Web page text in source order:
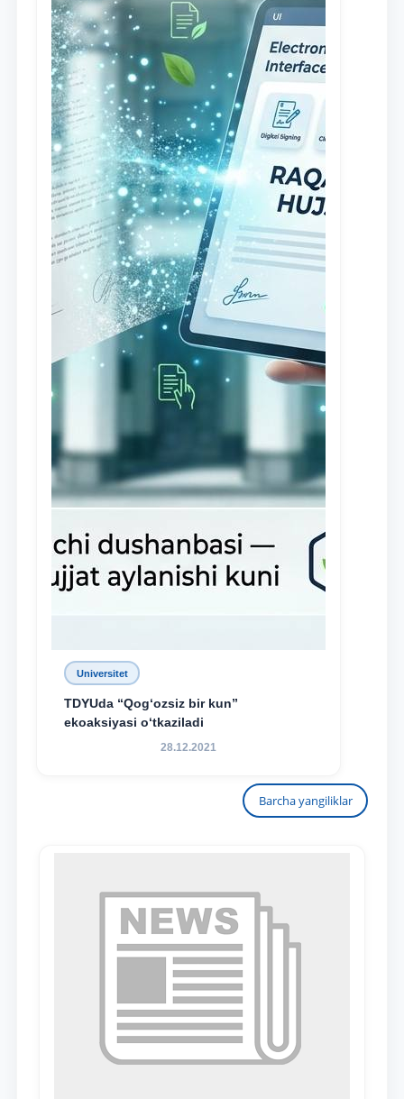
Universitet
TDYUda “Qog‘ozsiz bir kun”
ekoaksiyasi o‘tkaziladi
28.12.2021
Barcha yangiliklar